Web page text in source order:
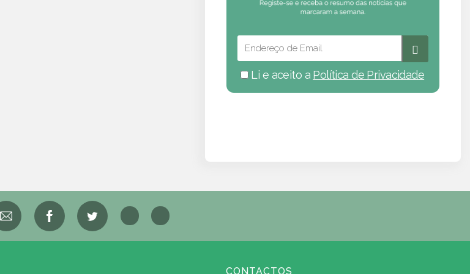
Li e aceito a Política de Privacidade
CONTACTOS